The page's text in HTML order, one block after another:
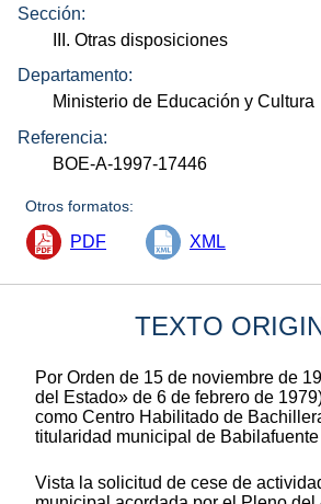
Sección:
III. Otras disposiciones
Departamento:
Ministerio de Educación y Cultura
Referencia:
BOE-A-1997-17446
Otros formatos:
PDF XML
TEXTO
Por Orden de 15 de noviembre de
del Estado» de 6 de febrero de
como Centro Habilitado de
titularidad municipal de
Vista la solicitud de cese de